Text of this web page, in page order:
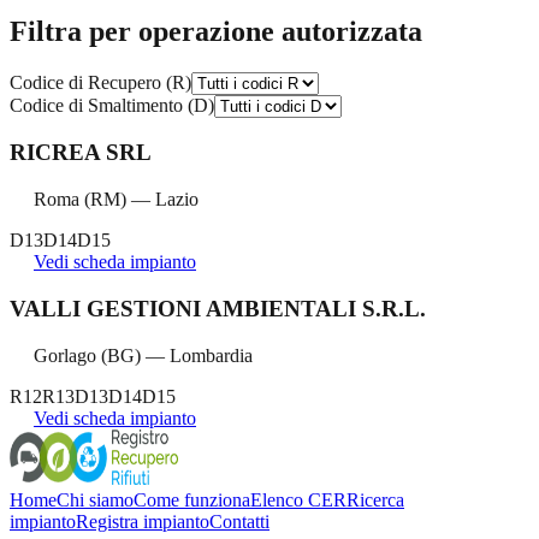
Filtra per operazione autorizzata
Codice di Recupero (R)
Codice di Smaltimento (D)
RICREA SRL
Roma (RM) — Lazio
D13D14D15
Vedi scheda impianto
VALLI GESTIONI AMBIENTALI S.R.L.
Gorlago (BG) — Lombardia
R12R13D13D14D15
Vedi scheda impianto
HomeChi siamoCome funzionaElenco CERRicerca
impiantoRegistra impiantoContatti